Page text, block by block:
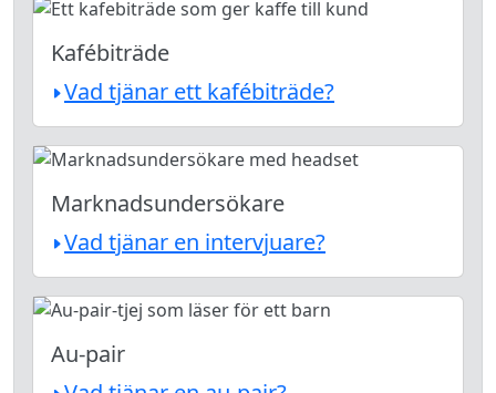
Kafébiträde
Vad tjänar ett kafébiträde?
Marknadsundersökare
Vad tjänar en intervjuare?
Au-pair